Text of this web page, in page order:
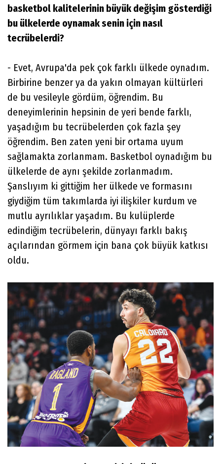
basketbol kalitelerinin büyük değişim gösterdiği
bu ülkelerde oynamak senin için nasıl
tecrübelerdi?
- Evet, Avrupa'da pek çok farklı ülkede oynadım.
Birbirine benzer ya da yakın olmayan kültürleri
de bu vesileyle gördüm, öğrendim. Bu
deneyimlerinin hepsinin de yeri bende farklı,
yaşadığım bu tecrübelerden çok fazla şey
öğrendim. Ben zaten yeni bir ortama uyum
sağlamakta zorlanmam. Basketbol oynadığım bu
ülkelerde de aynı şekilde zorlanmadım.
Şanslıyım ki gittiğim her ülkede ve formasını
giydiğim tüm takımlarda iyi ilişkiler kurdum ve
mutlu ayrılıklar yaşadım. Bu kulüplerde
edindiğim tecrübelerin, dünyayı farklı bakış
açılarından görmem için bana çok büyük katkısı
oldu.